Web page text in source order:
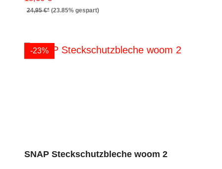
24,95 €* (23.85% gespart)
-23%
SNAP Steckschutzbleche woom 2